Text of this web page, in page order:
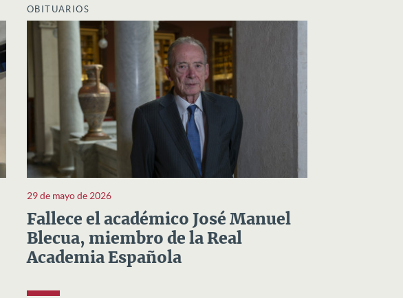
OBITUARIOS
29 de mayo de 2026
Fallece el académico José Manuel
Blecua, miembro de la Real
Academia Española